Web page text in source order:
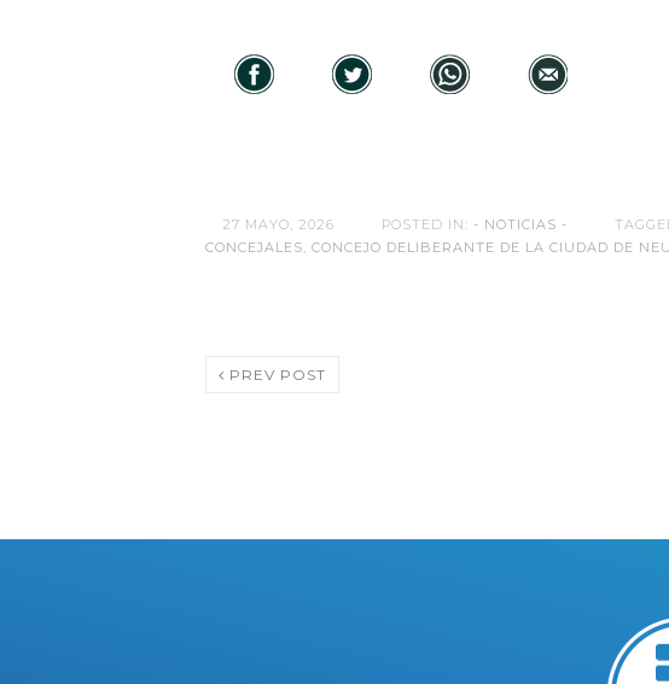
27 MAYO, 2026 POSTED IN: - NOTICIAS -
CONCEJALES,CONCEJO DELIBERANTE DE LA CIUDAD DE
PREV POST